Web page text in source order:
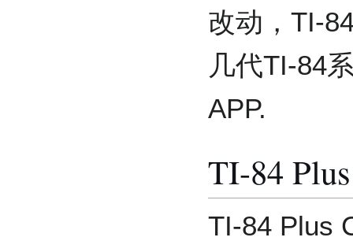
改动，TI-
几代TI-84
APP.
TI-84
TI-84 Plus